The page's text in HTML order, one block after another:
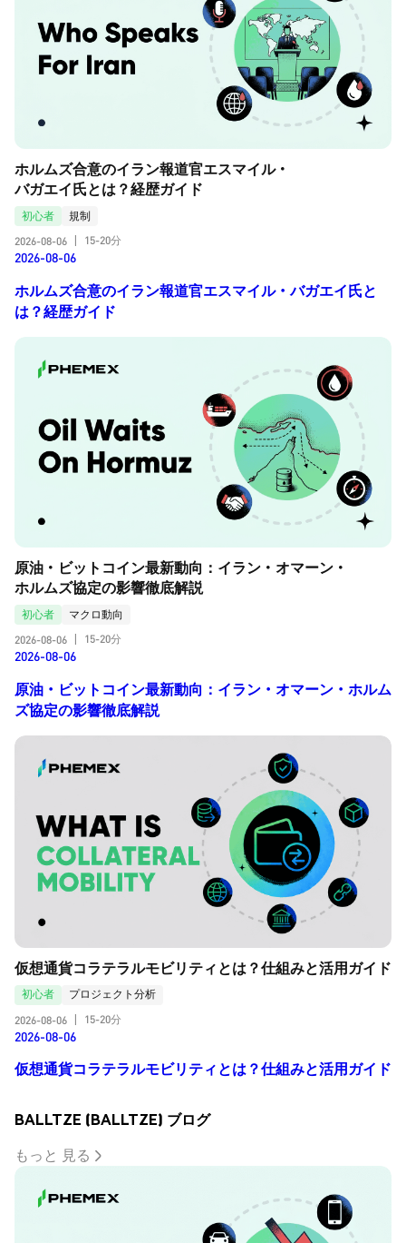
ホルムズ合意のイラン報道官エスマイル・
バガエイ氏とは？経歴ガイド
初心者
規制
2026-08-06
15-20分
2026-08-06
ホルムズ合意のイラン報道官エスマイル・バガエイ氏と
は？経歴ガイド
原油・ビットコイン最新動向：イラン・オマーン・
ホルムズ協定の影響徹底解説
初心者
マクロ動向
2026-08-06
15-20分
2026-08-06
原油・ビットコイン最新動向：イラン・オマーン・ホルム
ズ協定の影響徹底解説
仮想通貨コラテラルモビリティとは？仕組みと活用ガイド
初心者
プロジェクト分析
2026-08-06
15-20分
2026-08-06
仮想通貨コラテラルモビリティとは？仕組みと活用ガイド
BALLTZE (BALLTZE) ブログ
もっと 見る